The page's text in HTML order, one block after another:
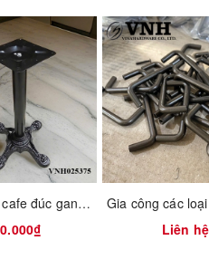
29mm
Khung bàn cafe đúc gang Vinahardware
Liên hệ